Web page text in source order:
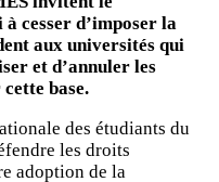
cesser d’imposer la
aux universités qui
et d’annuler les
base.
des étudiants du
les droits
adoption de la